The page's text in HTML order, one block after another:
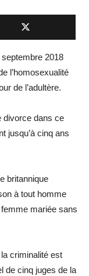
2018
l’homosexualité
de l’adultère.
divorce dans ce
jusqu’à cinq ans
britannique
à tout homme
mariée sans
la criminalité est
de cinq juges de la